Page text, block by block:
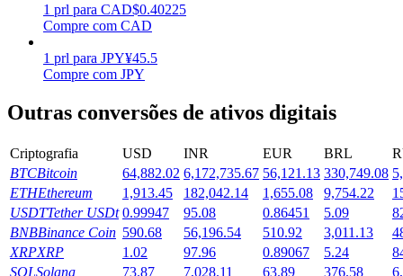
Ganhe recompensas competitivas diariamente
1 prl para CAD$0.40225
Compre com CAD
1 prl para JPY¥45.5
Compre com JPY
Outras conversões de ativos digitais
Criptografia USD INR EUR BRL
BTCBitcoin 64,882.02 6,172,735.67 56,121.13 330,749.08
ETHEthereum 1,913.45 182,042.14 1,655.08 9,754.22
USDTTether USDt 0.99947 95.08 0.86451 5.09
BNBBinance Coin 590.68 56,196.54 510.92 3,011.13
XRPXRP 1.02 97.96 0.89067 5.24
SOLSolana 73.87 7,028.11 63.89 376.58